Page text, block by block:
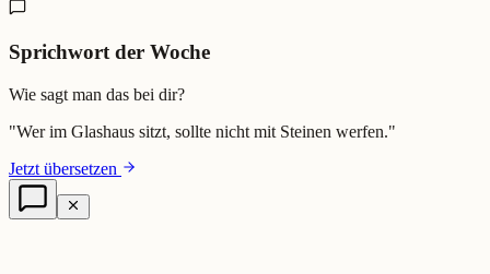
Sprichwort der Woche
Wie sagt man das bei dir?
"Wer im Glashaus sitzt, sollte nicht mit Steinen werfen."
Jetzt übersetzen